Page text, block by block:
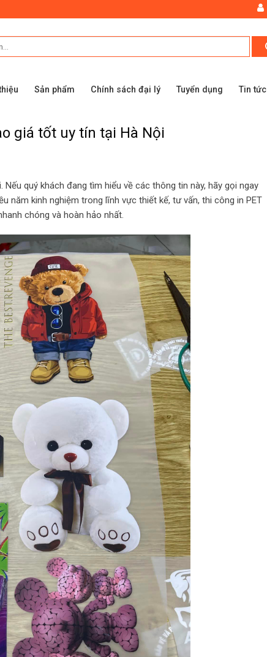
Sản phẩm Chính sách đại lý Tuyển dụng Tin tức
giá tốt uy tín tại Hà Nội
quý khách đang tìm hiểu về các thông tin này, hãy gọi ngay
năm kinh nghiệm trong lĩnh vực thiết kế, tư vấn, thi công in PET
chóng và hoàn hảo nhất.